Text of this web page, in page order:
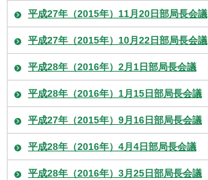
平成27年（2015年）11月20日部局長会議
平成27年（2015年）10月22日部局長会議
平成28年（2016年）2月1日部局長会議
平成28年（2016年）1月15日部局長会議
平成27年（2015年）9月16日部局長会議
平成28年（2016年）4月4日部局長会議
平成28年（2016年）3月25日部局長会議